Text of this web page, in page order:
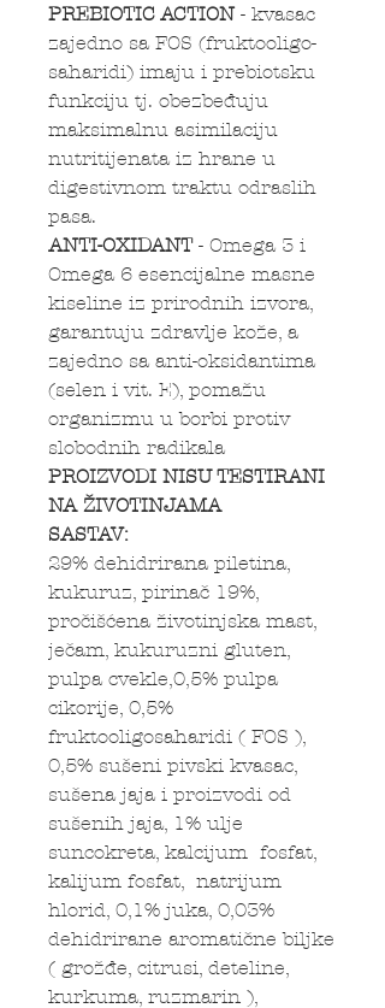
PREBIOTIC ACTION- kvasac
zajedno sa FOS (fruktooligo-
saharidi) imaju i prebiotsku
funkciju tj. obezbeđuju
maksimalnu asimilaciju
nutritijenata iz hrane u
digestivnom traktu odraslih
pasa.
ANTI-OXIDANT- Omega 3 i
Omega 6 esencijalne masne
kiseline iz prirodnih izvora,
garantuju zdravlje kože, a
zajedno sa anti-oksidantima
(selen i vit. E), pomažu
organizmu u borbi protiv
slobodnih radikala
PROIZVODI NISU TESTIRANI
NA ŽIVOTINJAMA
SASTAV:
29% dehidrirana piletina,
kukuruz, pirinač 19%,
pročišćena životinjska mast,
ječam, kukuruzni gluten,
pulpa cvekle,0,5% pulpa
cikorije, 0,5%
fruktooligosaharidi ( FOS ),
0,5% sušeni pivski kvasac,
sušena jaja i proizvodi od
sušenih jaja, 1% ulje
suncokreta, kalcijum fosfat,
kalijum fosfat, natrijum
hlorid, 0,1% juka, 0,03%
dehidrirane aromatične biljke
( grožđe, citrusi, deteline,
kurkuma, ruzmarin ),